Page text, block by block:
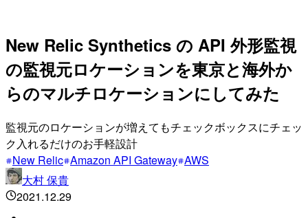
New Relic Synthetics の API 外形監視
の監視元ロケーションを東京と海外か
らのマルチロケーションにしてみた
監視元のロケーションが増えてもチェックボックスにチェッ
ク入れるだけのお手軽設計
New Relic Amazon API Gateway AWS
大村 保貴
2021.12.29